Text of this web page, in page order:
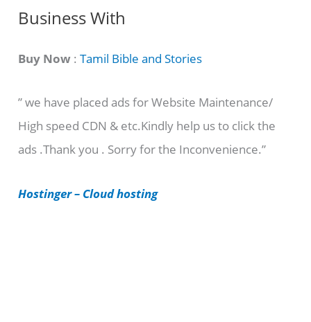
C
t
g
o
r
e
Business With
Buy Now :Tamil Bible and Stories
” we have placed ads for Website Maintenance/
High speed CDN & etc.Kindly help us to click the
ads .Thank you . Sorry for the Inconvenience.”
Hostinger – Cloud hosting